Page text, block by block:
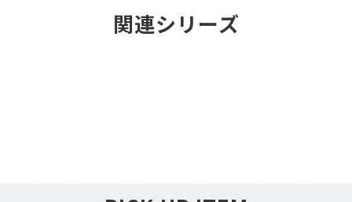
関連シリーズ